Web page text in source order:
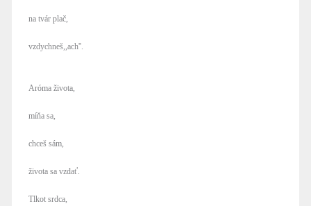
na tvár plač,
vzdychneš,,ach''.
Aróma života,
míňa sa,
chceš sám,
života sa vzdať.
Tlkot srdca,